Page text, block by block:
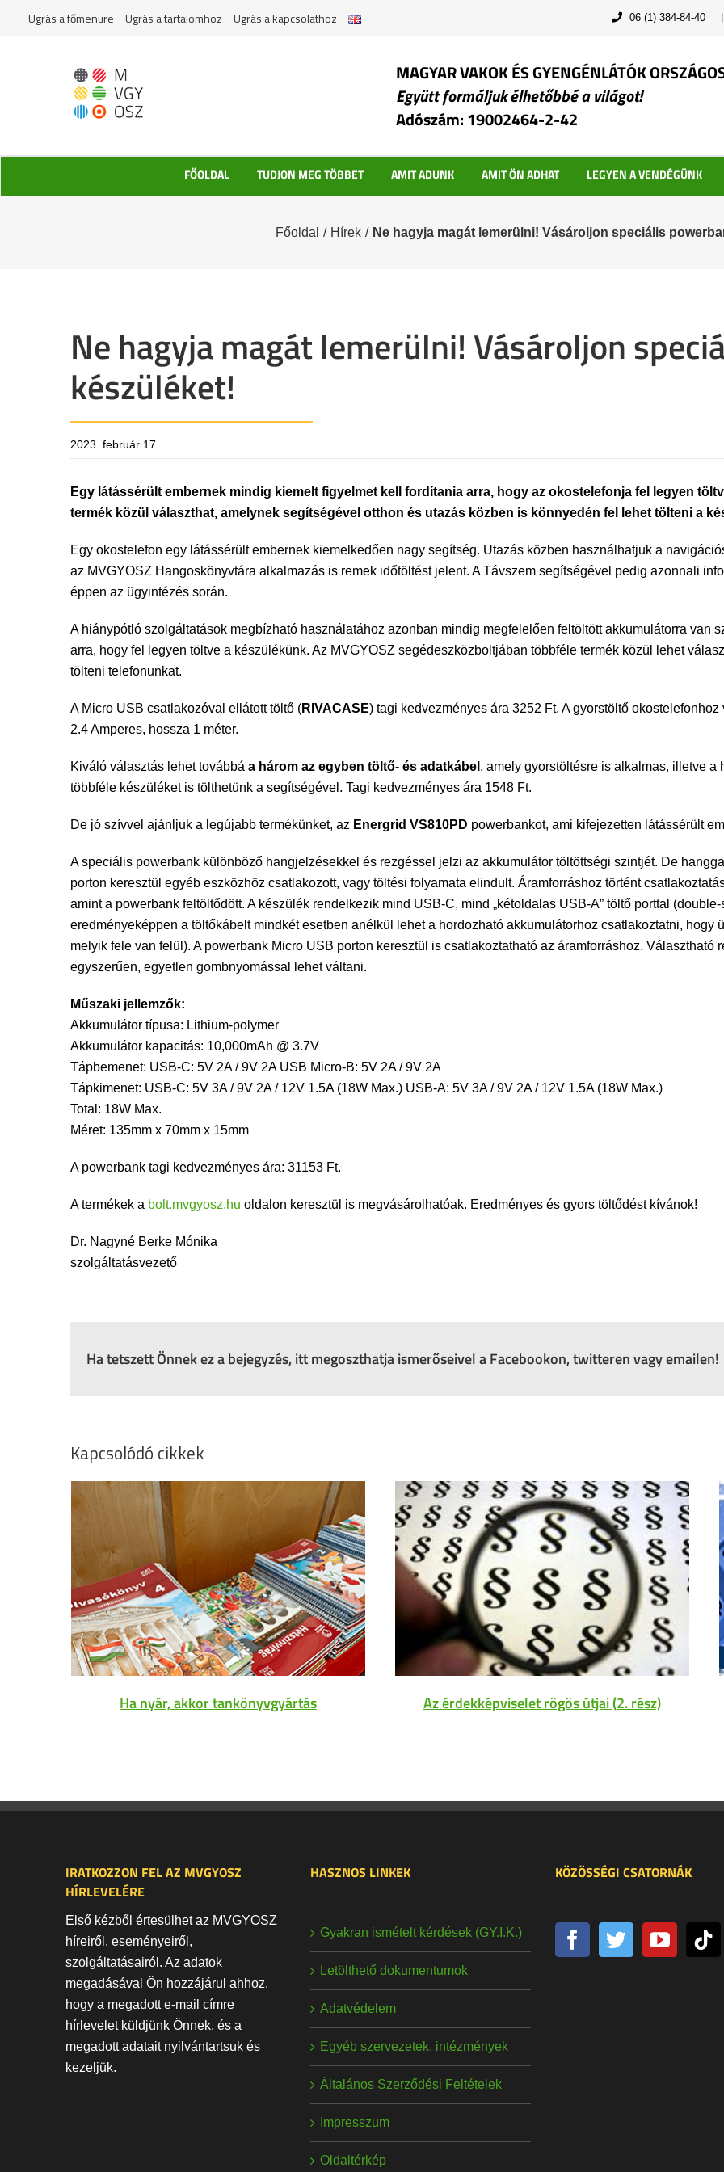
Ugrás a főmenüre Ugrás a tartalomhoz Ugrás a kapcsolathoz 06 (1) 384-84-40
MAGYAR VAKOK ÉS GYENGÉNLÁTÓK
Együtt formáljuk élhetőbbé a világot!
Adószám: 19002464-2-42
FŐOLDAL TUDJON MEG TÖBBET AMIT ADUNK AMIT ÖN ADHAT LEGYEN A VENDÉGÜNK
Főoldal / Hírek / Ne hagyja magát lemerülni! Vásároljon speciális
Ne hagyja magát lemerülni! Vásároljon
készüléket!
2023. február 17.
Egy látássérült embernek mindig kiemelt figyelmet kell fordítania arra, hogy az okostelefonja fel legyen
termék közül választhat, amelynek segítségével otthon és utazás közben is könnyedén fel lehet tölteni a
Egy okostelefon egy látássérült embernek kiemelkedően nagy segítség. Utazás közben használhatjuk a
az MVGYOSZ Hangoskönyvtára alkalmazás is remek időtöltést jelent. A Távszem segítségével pedig azonnali
éppen az ügyintézés során.
A hiánypótló szolgáltatások megbízható használatához azonban mindig megfelelően feltöltött akkumulátorra van
arra, hogy fel legyen töltve a készülékünk. Az MVGYOSZ segédeszközboltjában többféle termék közül lehet
tölteni telefonunkat.
A Micro USB csatlakozóval ellátott töltő (RIVACASE) tagi kedvezményes ára 3252 Ft. A gyorstöltő
2.4 Amperes, hossza 1 méter.
Kiváló választás lehet továbbá a három az egyben töltő- és adatkábel , amely gyorstöltésre is alkalmas, illetve
többféle készüléket is tölthetünk a segítségével. Tagi kedvezményes ára 1548 Ft.
De jó szívvel ajánljuk a legújabb termékünket, az Energrid VS810PD powerbankot, ami kifejezetten látássérült
A speciális powerbank különböző hangjelzésekkel és rezgéssel jelzi az akkumulátor töltöttségi szintjét. De
porton keresztül egyéb eszközhöz csatlakozott, vagy töltési folyamata elindult. Áramforráshoz történt
amint a powerbank feltöltődött. A készülék rendelkezik mind USB-C, mind „kétoldalas USB-A” töltő porttal
eredményeképpen a töltőkábelt mindkét esetben anélkül lehet a hordozható akkumulátorhoz csatlakoztatni, hogy
melyik fele van felül). A powerbank Micro USB porton keresztül is csatlakoztatható az áramforráshoz. Választható
egyszerűen, egyetlen gombnyomással lehet váltani.
Műszaki jellemzők:
Akkumulátor típusa: Lithium-polymer
Akkumulátor kapacitás: 10,000mAh @ 3.7V
Tápbemenet: USB-C: 5V 2A / 9V 2A USB Micro-B: 5V 2A / 9V 2A
Tápkimenet: USB-C: 5V 3A / 9V 2A / 12V 1.5A (18W Max.) USB-A: 5V 3A / 9V 2A / 12V 1.5A (18W Max.)
Total: 18W Max.
Méret: 135mm x 70mm x 15mm
A powerbank tagi kedvezményes ára: 31153 Ft.
A termékek a bolt.mvgyosz.hu oldalon keresztül is megvásárolhatóak. Eredményes és gyors töltődést kívánok!
Dr. Nagyné Berke Mónika
szolgáltatásvezető
Ha tetszett Önnek ez a bejegyzés, itt megoszthatja ismerőseivel a Facebookon, twitteren vagy emailen!
Kapcsolódó cikkek
Ha nyár, akkor tankönyvgyártás Az érdekképviselet rögös útjai (2. rész)
IRATKOZZON FEL AZ MVGYOSZ
HÍRLEVELÉRE
Első kézből értesülhet az MVGYOSZ
híreiről, eseményeiről,
szolgáltatásairól. Az adatok
megadásával Ön hozzájárul ahhoz,
hogy a megadott e-mail címre
hírlevelet küldjünk Önnek, és a
megadott adatait nyilvántartsuk és
kezeljük.
HASZNOS LINKEK
Gyakran ismételt kérdések (GY.I.K.)
Letölthető dokumentumok
Adatvédelem
Egyéb szervezetek, intézmények
Általános Szerződési Feltételek
Impresszum
Oldaltérkép
KÖZÖSSÉGI CSATORNÁK